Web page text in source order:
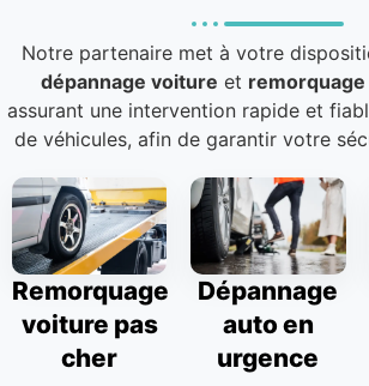
Notre partenaire met à votre
dépannage voiture et
assurant une intervention rapide et
de véhicules, afin de garantir votre
Remorquage
voiture pas
cher
Dépannage
auto en
urgence